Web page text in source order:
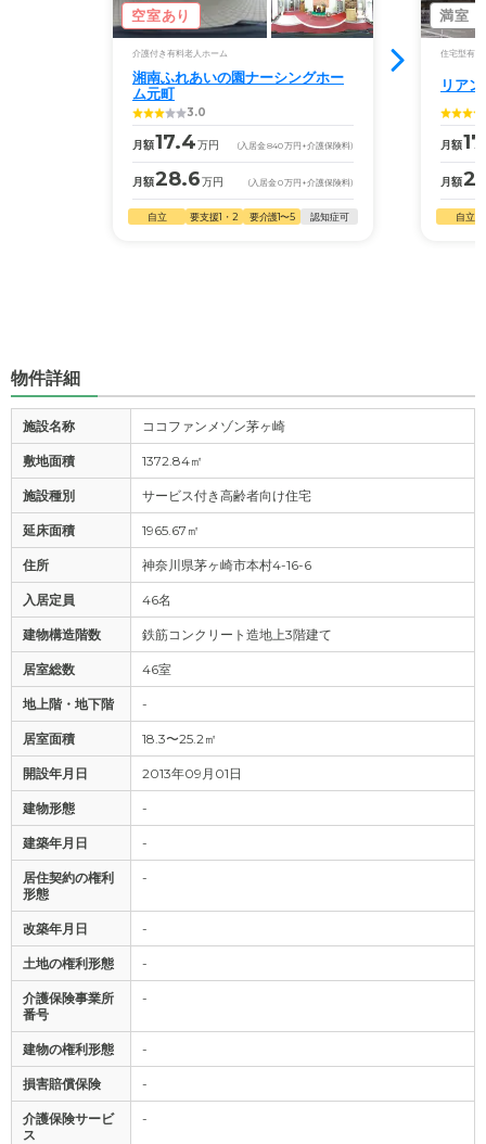
空室あり
介護付き有料老人ホーム
湘南ふれあいの園ナーシングホー
ム元町
3.0
月額17.4万円 (入居金840万円 +介護保険料)
月額28.6万円 (入居金0万円 +介護保険料)
自立 要支援1・2 要介護1〜5 認知症可
満室
住宅型有料
リア
月額
月額
自立
物件詳細
施設名称 ココファンメゾン茅ヶ崎
敷地面積 1372.84㎡
施設種別 サービス付き高齢者向け住宅
延床面積 1965.67㎡
住所 神奈川県茅ヶ崎市本村4-16-6
入居定員 46名
建物構造階数 鉄筋コンクリート造地上3階建て
居室総数 46室
地上階・地下階 -
居室面積 18.3〜25.2㎡
開設年月日 2013年09月01日
建物形態 -
建築年月日 -
居住契約の権利
形態
-
改築年月日 -
土地の権利形態 -
介護保険事業所
番号
-
建物の権利形態 -
損害賠償保険 -
介護保険サービ
ス
-